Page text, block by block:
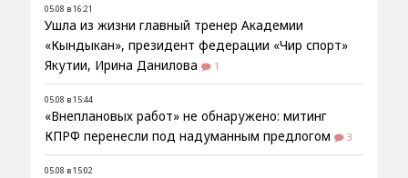
05.08 в 16:21
Ушла из жизни главный тренер Академии
«Кындыкан», президент федерации «Чир спорт»
Якутии, Ирина Данилова
1
05.08 в 15:44
«Внеплановых работ» не обнаружено: митинг
КПРФ перенесли под надуманным предлогом
3
05.08 в 15:02